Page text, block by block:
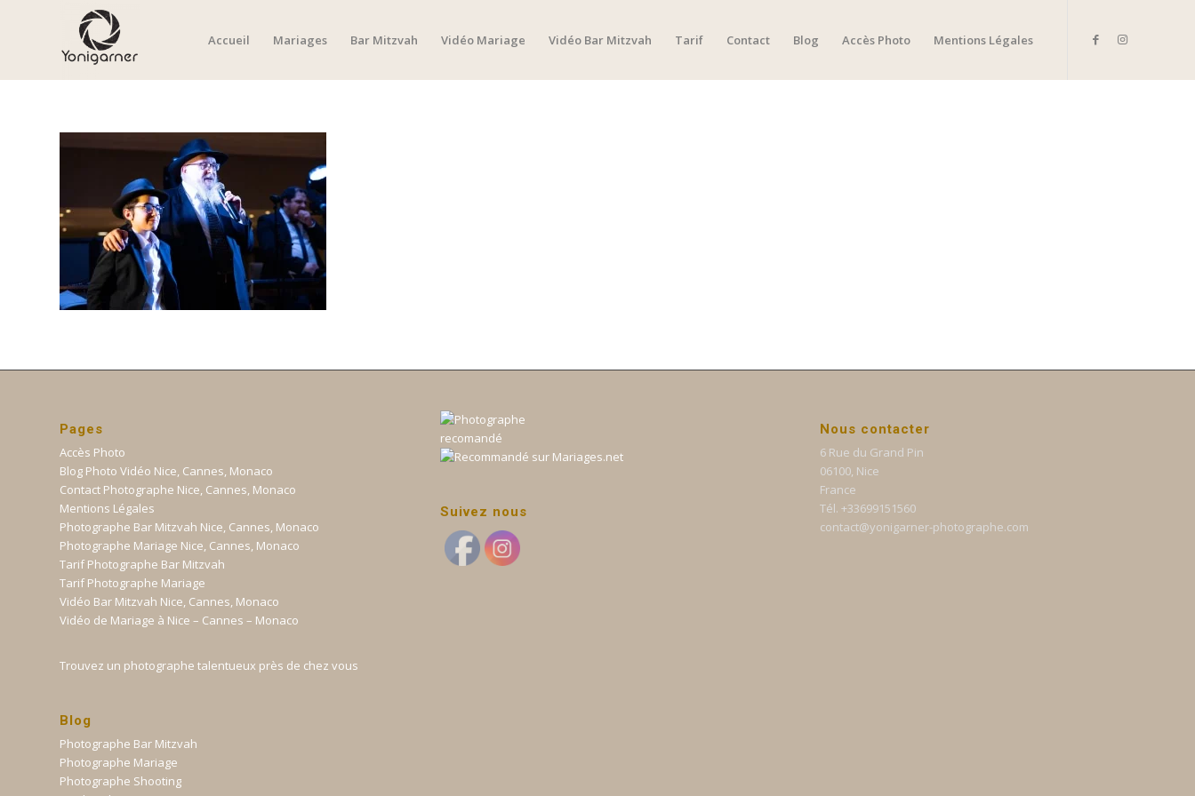
Accueil Mariages Bar Mitzvah Vidéo Mariage Vidéo Bar Mitzvah Tarif Contact Blog Accès Photo Mentions Légales
Pages
Accès Photo
Blog Photo Vidéo Nice, Cannes, Monaco
Contact Photographe Nice, Cannes, Monaco
Mentions Légales
Photographe Bar Mitzvah Nice, Cannes, Monaco
Photographe Mariage Nice, Cannes, Monaco
Tarif Photographe Bar Mitzvah
Tarif Photographe Mariage
Vidéo Bar Mitzvah Nice, Cannes, Monaco
Vidéo de Mariage à Nice – Cannes – Monaco
Trouvez un photographe talentueux près de chez vous
Blog
Photographe Bar Mitzvah
Photographe Mariage
Photographe Shooting
Suivez nous
Nous contacter
6 Rue du Grand Pin
06100, Nice
France
Tél. +33699151560
contact@yonigarner-photographe.com